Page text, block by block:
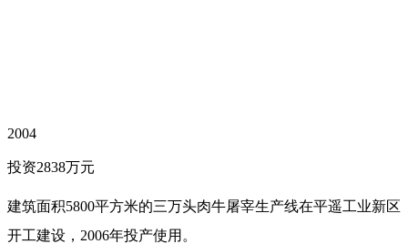
2004
投资2838万元
建筑面积5800平方米的三万头肉牛屠宰生产线在平遥工业新区
开工建设，2006年投产使用。